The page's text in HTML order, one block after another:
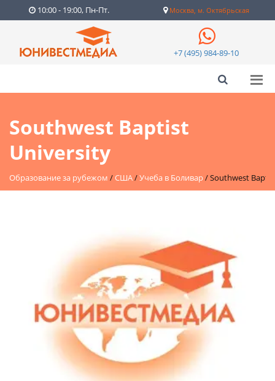
10:00 - 19:00, Пн-Пт. Москва, м. Октябрьская
+7 (495) 984-89-10
Southwest Baptist
University
Образование за рубежом /США/Учеба в Боливар/Southwest